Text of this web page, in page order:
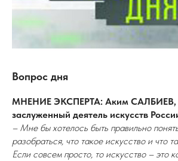
Вопрос дня
МНЕНИЕ ЭКСПЕРТА: Аким САЛБИЕВ,
заслуженный деятель искусств
– Мне бы хотелось быть правильно
разобраться, что такое искусство и что
Если совсем просто, то искусство – это